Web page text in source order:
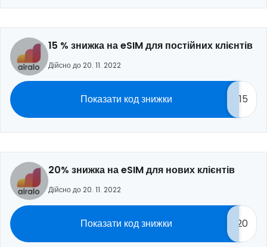
15 % знижка на eSIM для постійних клієнтів
Дійсно до 20. 11. 2022
Показати код знижки 15
20% знижка на eSIM для нових клієнтів
Дійсно до 20. 11. 2022
Показати код знижки 20